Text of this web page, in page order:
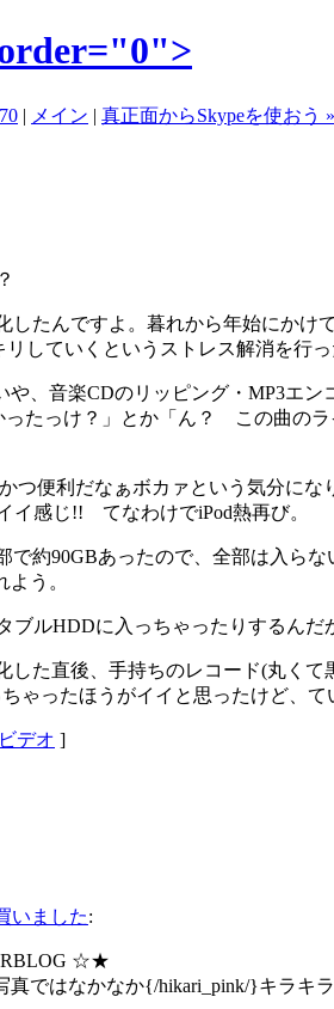
| メイン | 真正面からSkypeを使おう »
たんですよ。暮れから年始にか
ていくというストレス解消を行っ
、音楽CDのリッピング・MP3エン
っけ？」とか「ん？ この曲のラ
つ便利だなぁボカァという気分
イ感じ!! てなわけでiPod熱再び。
で約90GBあったので、全部は入
う。
ルHDDに入っちゃったりするんだ
た直後、手持ちのレコード(丸く
ゃったほうがイイと思ったけど、て
デオ ]
いました:
☆★
ではなかなか{/hikari_pink/}キラキ